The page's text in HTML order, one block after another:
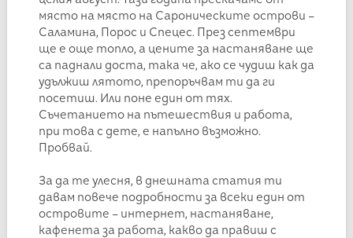
място на място на Сароническите острови –
Саламина, Порос и Спецес. През септември
ще е още топло, а цените за настаняване ще
са паднали доста, така че, ако се чудиш как да
удължиш лятото, препоръчвам ти да ги
посетиш. Или поне един от тях.
Съчетанието на пътешествия и работа,
при това с дете, е напълно възможно.
Пробвай.
За да те улесня, в днешната статия ти
давам повече подробности за всеки един от
островите – интернет, настаняване,
кафенета за работа, какво да правиш с